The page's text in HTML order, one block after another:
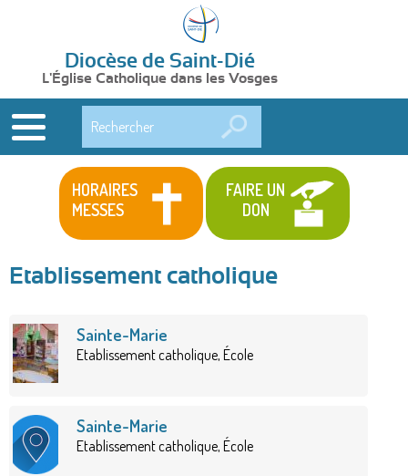
Diocèse de Saint-Dié
L'Église Catholique dans les Vosges
HORAIRES
MESSES
FAIRE UN
DON
Etablissement catholique
Sainte-Marie
Etablissement catholique, École
Sainte-Marie
Etablissement catholique, École